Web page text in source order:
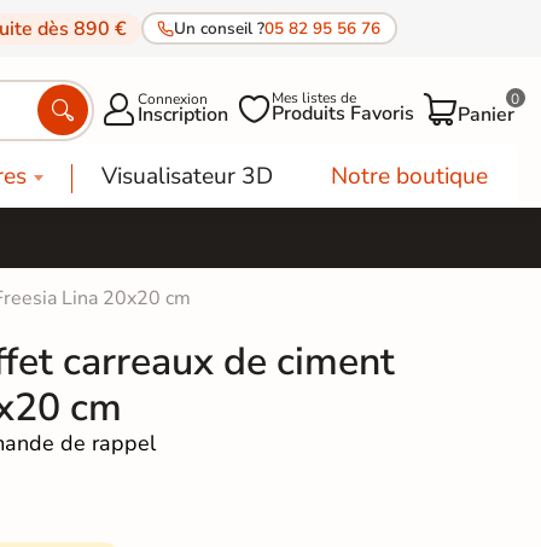
dès 890 € Un conseil ?05 82 95 56 76
 Connexion
Inscription Mes listes de
Produits Favoris Panier
0
Visualisateur 3D Notre boutique
Lina 20x20 cm
carreaux de ciment
cm
de rappel